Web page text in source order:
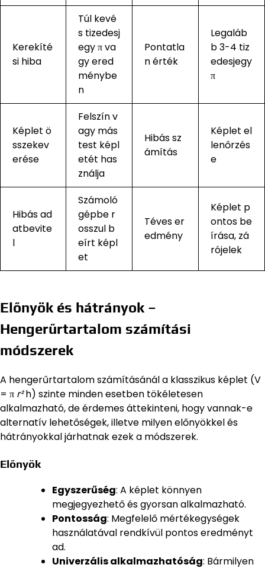
Kerekíté
si hiba
Túl kevé
s tizedesj
egy π va
gy ered
ménybe
n
Pontatla
n érték
Legaláb
b 3-4 tiz
edesjegy
π
Képlet ö
sszekev
erése
Felszín v
agy más
test képl
etét has
ználja
Hibás sz
ámítás
Képlet el
lenőrzés
e
Hibás ad
atbevite
l
Számoló
gépbe r
osszul b
eírt képl
et
Téves er
edmény
Képlet p
ontos be
írása, zá
rójelek
Előnyök és hátrányok –
Hengerűrtartalom számítási
módszerek
A hengerűrtartalom számításánál a klasszikus képlet (V
= π r²h) szinte minden esetben tökéletesen
alkalmazható, de érdemes áttekinteni, hogy vannak-e
alternatív lehetőségek, illetve milyen előnyökkel és
hátrányokkal járhatnak ezek a módszerek.
Előnyök
Egyszerűség: A képlet könnyen
megjegyezhető és gyorsan alkalmazható.
Pontosság: Megfelelő mértékegységek
használatával rendkívül pontos eredményt
ad.
Univerzális alkalmazhatóság: Bármilyen